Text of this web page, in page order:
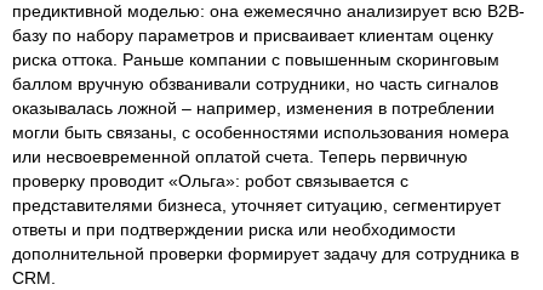
предиктивной моделью: она ежемесячно анализирует всю B2B-
базу по набору параметров и присваивает клиентам оценку
риска оттока. Раньше компании с повышенным скоринговым
баллом вручную обзванивали сотрудники, но часть сигналов
оказывалась ложной – например, изменения в потреблении
могли быть связаны, с особенностями использования номера
или несвоевременной оплатой счета. Теперь первичную
проверку проводит «Ольга»: робот связывается с
представителями бизнеса, уточняет ситуацию, сегментирует
ответы и при подтверждении риска или необходимости
дополнительной проверки формирует задачу для сотрудника в
CRM.